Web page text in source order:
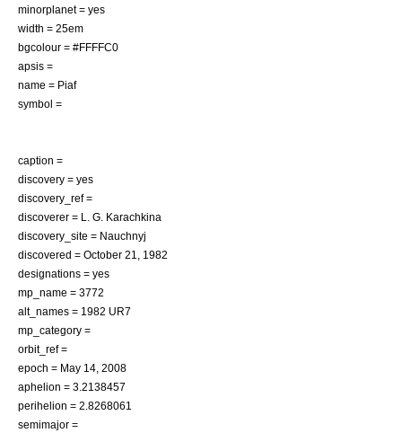
minorplanet = yes
width = 25em
bgcolour = #FFFFC0
apsis =
name = Piaf
symbol =
caption =
discovery = yes
discovery_ref =
discoverer = L. G. Karachkina
discovery_site = Nauchnyj
discovered = October 21
1982
designations = yes
mp_name = 3772
alt_names = 1982 UR7
mp_category =
orbit_ref =
epoch = May 14 2008
aphelion = 3.2138457
perihelion = 2.8268061
semimajor =